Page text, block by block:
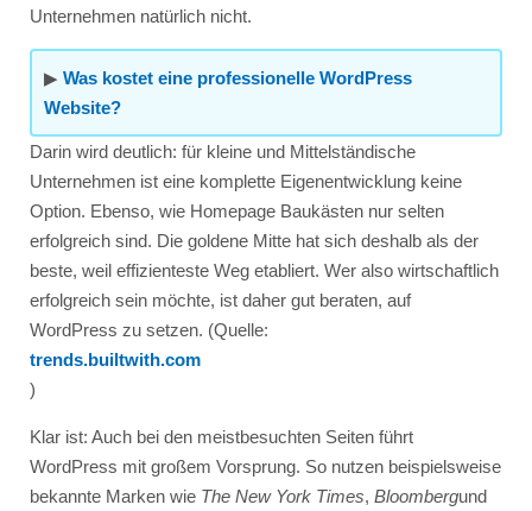
Unternehmen natürlich nicht.
▶ Was kostet eine professionelle WordPress
Website?
Darin wird deutlich: für kleine und Mittelständische
Unternehmen ist eine komplette Eigenentwicklung keine
Option. Ebenso, wie Homepage Baukästen nur selten
erfolgreich sind. Die goldene Mitte hat sich deshalb als der
beste, weil effizienteste Weg etabliert. Wer also wirtschaftlich
erfolgreich sein möchte, ist daher gut beraten, auf
WordPress zu setzen. (Quelle:
trends.builtwith.com
)
Klar ist: Auch bei den meistbesuchten Seiten führt
WordPress mit großem Vorsprung. So nutzen beispielsweise
bekannte Marken wie The New York Times, Bloombergund